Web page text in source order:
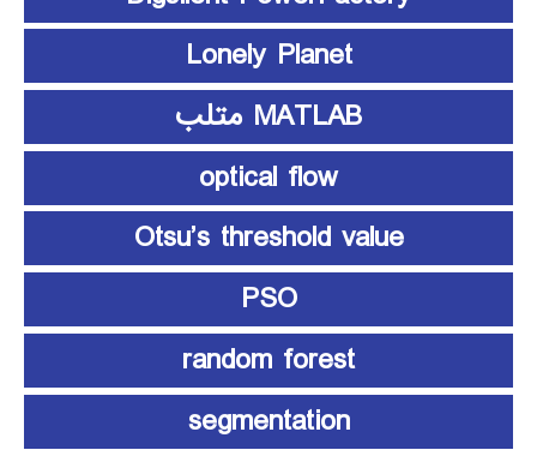
Lonely Planet
MATLAB متلب
optical flow
Otsu’s threshold value
PSO
random forest
segmentation